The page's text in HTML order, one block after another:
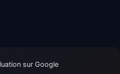
sur Google